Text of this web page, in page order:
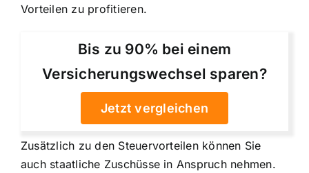
Vorteilen zu profitieren.
Bis zu 90% bei einem
Versicherungswechsel sparen?
Jetzt vergleichen
Zusätzlich zu den Steuervorteilen können Sie
auch staatliche Zuschüsse in Anspruch nehmen.